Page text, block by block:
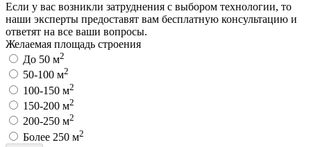
Если у вас возникли затруднения с выбором технологии, то
наши эксперты предоставят вам бесплатную консультацию и
ответят на все ваши вопросы.
Желаемая площадь строения
До 50 м2
50-100 м2
100-150 м2
150-200 м2
200-250 м2
Более 250 м2